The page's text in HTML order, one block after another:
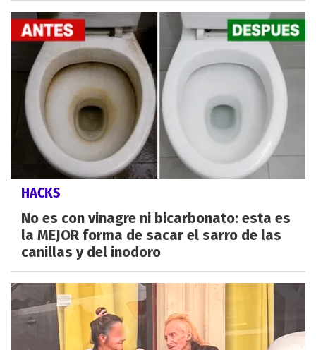
HACKS
No es con vinagre ni bicarbonato: esta es
la MEJOR forma de sacar el sarro de las
canillas y del inodoro